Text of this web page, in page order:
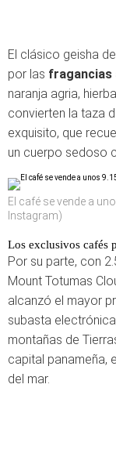
El clásico geisha
por las fragancias
naranja agria,
convierten la taza
exquisito, que
un cuerpo sedoso
El café se vende a
Instagram)
Los exclusivos cafés
Por su parte, con
Mount Totumas
alcanzó el mayor
subasta
montañas de
capital panameña,
del mar.